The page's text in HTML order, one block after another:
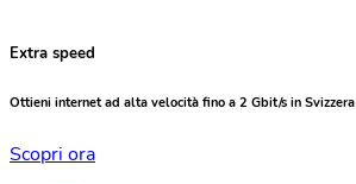
Extra speed
Ottieni internet ad alta velocità fino a 2 Gbit/s in Svizzera
Scopri ora